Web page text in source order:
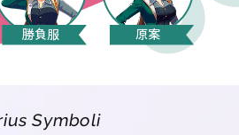
勝負服 原案
Symboli